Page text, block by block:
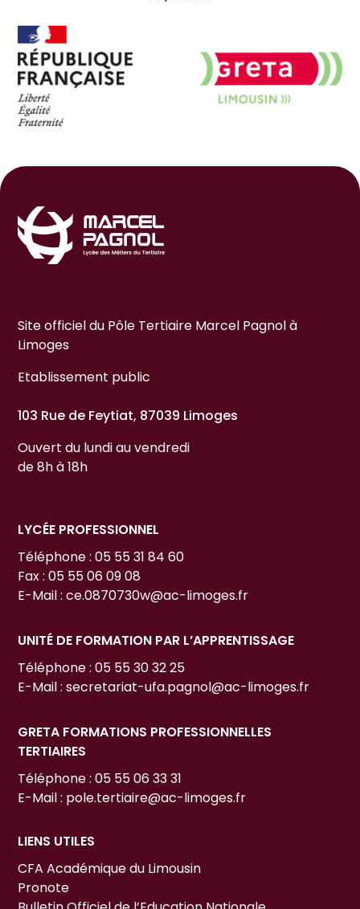
Site officiel du Pôle Tertiaire Marcel Pagnol à
Limoges
Etablissement public
103 Rue de Feytiat, 87039 Limoges
Ouvert du lundi au vendredi
de 8h à 18h
LYCÉE PROFESSIONNEL
Téléphone : 05 55 31 84 60
Fax : 05 55 06 09 08
E-Mail : ce.0870730w@ac-limoges.fr
UNITÉ DE FORMATION PAR L’APPRENTISSAGE
Téléphone : 05 55 30 32 25
E-Mail : secretariat-ufa.pagnol@ac-limoges.fr
GRETA FORMATIONS PROFESSIONNELLES
TERTIAIRES
Téléphone : 05 55 06 33 31
E-Mail : pole.tertiaire@ac-limoges.fr
LIENS UTILES
CFA Académique du Limousin
Pronote